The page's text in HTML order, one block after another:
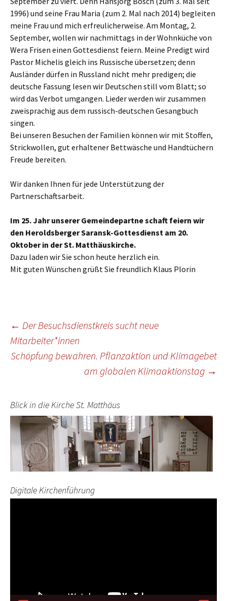
1996) und seine Frau Maria (zum 2. Mal nach 2014) begleiten
meine Frau und mich erfreulicherweise. Am Montag, 2.
September, wollen wir nachmittags in der Wohnküche von
Wera Frisen einen Gottesdienst feiern. Meine Predigt wird
Pastor Michelis gleich ins Russische übersetzen; denn
Ausländer dürfen in Russland nicht mehr predigen; die
deutsche Fassung lesen wir Deutschen still vom Blatt; so
wird das Verbot umgangen. Lieder werden wir zusammen
zweisprachig aus dem russisch-deutschen Gesangbuch
singen.
Bei unseren Besuchen der Familien können wir mit Stoffen,
Strickwollen, gut erhaltener Bettwäsche und Handtüchern
Freude bereiten.
Wir danken Ihnen für jede Unterstützung der
Partnerschaftsarbeit.
Im 25. Jahr unserer Gemeindepartne schaft feiern wir
den Heroldsberger Saransk-Gottesdienst am 20.
Oktober in der St. Matthäuskirche.
Dazu laden wir Sie schon heute herzlich ein.
Mit guten Wünschen grüßt Sie freundlich Klaus Plorin
Beitragsnavigation
← Der Besuchsdienstkreis sucht neue
Mitarbeiter*innen
Schöpfung bewahren. Pflanzaktion und Klimagebet
am globalen Klimaaktionstag →
Blick in die Kirche St. Matthäus
Digitale Kirchenführung